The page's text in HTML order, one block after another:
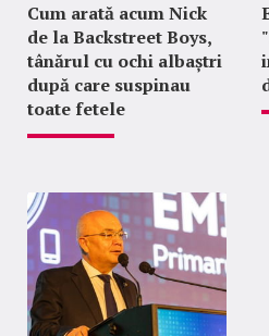
Cum arată acum Nick
de la Backstreet Boys,
tânărul cu ochi albaștri
după care suspinau
toate fetele